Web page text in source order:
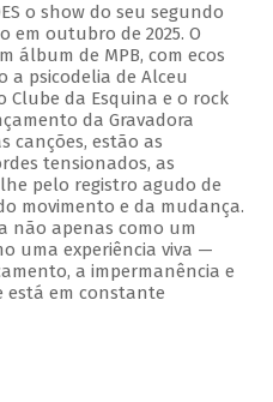
o show do seu segundo
em outubro de 2025. O
de MPB, com ecos
a psicodelia de Alceu
Clube da Esquina e o rock
da Gravadora
canções, estão as
tensionados, as
pelo registro agudo de
movimento e da mudança.
não apenas como um
uma experiência viva —
a impermanência e
está em constante